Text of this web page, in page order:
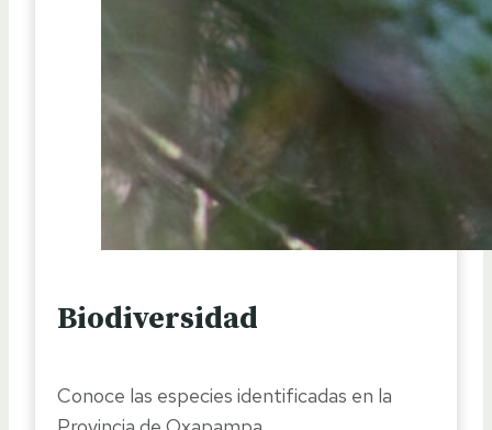
Biodiversidad
Conoce las especies identificadas en la